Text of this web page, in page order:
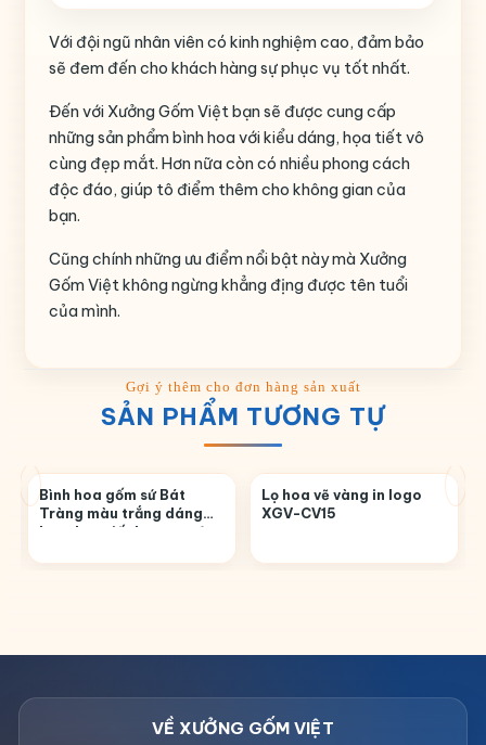
Với đội ngũ nhân viên có kinh nghiệm cao, đảm bảo
sẽ đem đến cho khách hàng sự phục vụ tốt nhất.
Đến với Xưởng Gốm Việt bạn sẽ được cung cấp
những sản phẩm bình hoa với kiểu dáng, họa tiết vô
cùng đẹp mắt. Hơn nữa còn có nhiều phong cách
độc đáo, giúp tô điểm thêm cho không gian của
bạn.
Cũng chính những ưu điểm nổi bật này mà Xưởng
Gốm Việt không ngừng khẳng địng được tên tuổi
của mình.
SẢN PHẨM TƯƠNG TỰ
Bình hoa gốm sứ Bát
Tràng màu trắng dáng
bom họa tiết hoa sen đen
Lọ hoa vẽ vàng in logo
XGV-CV15